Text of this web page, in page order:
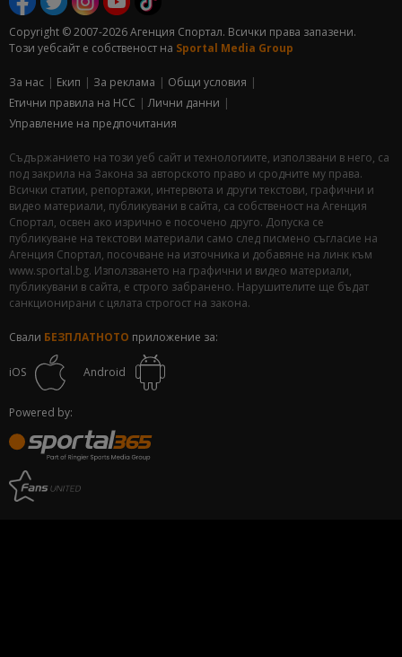
Copyright © 2007-2026 Агенция Спортал. Всички права запазени.
Този уебсайт е собственост на Sportal Media Group
За нас Екип За рекламa
Общи условия
Етични правила на НСС
Лични данни
Управление на предпочитания
Съдържанието на този уеб сайт и технологиите, използвани в него, са
под закрила на Закона за авторското право и сродните му права.
Всички статии, репортажи, интервюта и други текстови, графични и
видео материали, публикувани в сайта, са собственост на Агенция
Спортал, освен ако изрично е посочено друго. Допуска се
публикуване на текстови материали само след писмено съгласие на
Агенция Спортал, посочване на източника и добавяне на линк към
www.sportal.bg. Използването на графични и видео материали,
публикувани в сайта, е строго забранено. Нарушителите ще бъдат
санкционирани с цялата строгост на закона.
Свали БЕЗПЛАТНОТО приложение за:
iOS Android
Powered by: